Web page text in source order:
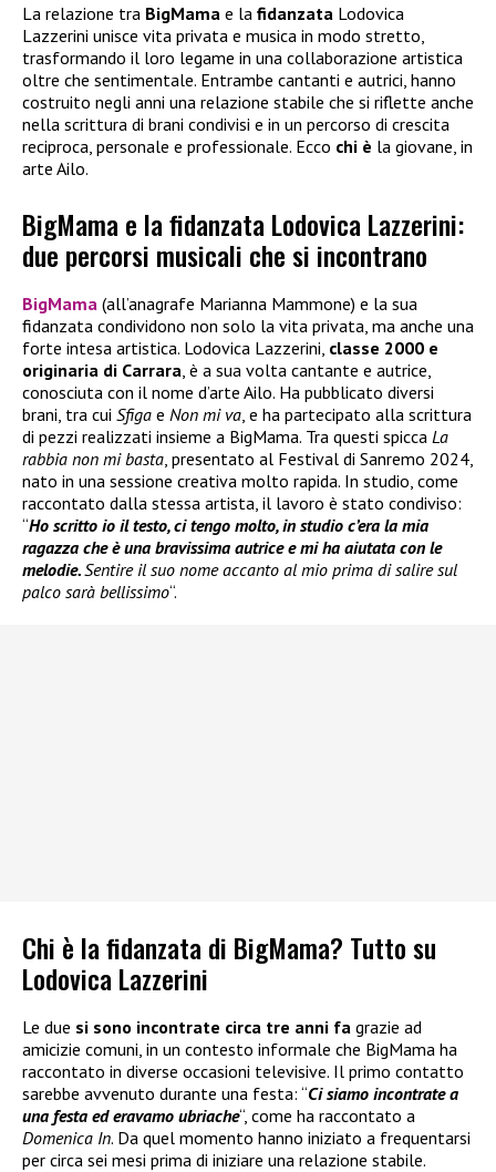
La relazione tra BigMama e la fidanzata Lodovica
Lazzerini unisce vita privata e musica in modo stretto,
trasformando il loro legame in una collaborazione artistica
oltre che sentimentale. Entrambe cantanti e autrici, hanno
costruito negli anni una relazione stabile che si riflette anche
nella scrittura di brani condivisi e in un percorso di crescita
reciproca, personale e professionale. Ecco chi è la giovane, in
arte Ailo.
BigMama e la fidanzata Lodovica Lazzerini:
due percorsi musicali che si incontrano
BigMama (all’anagrafe Marianna Mammone) e la sua
fidanzata condividono non solo la vita privata, ma anche una
forte intesa artistica. Lodovica Lazzerini, classe 2000 e
originaria di Carrara, è a sua volta cantante e autrice,
conosciuta con il nome d’arte Ailo. Ha pubblicato diversi
brani, tra cui Sfiga e Non mi va, e ha partecipato alla scrittura
di pezzi realizzati insieme a BigMama. Tra questi spicca La
rabbia non mi basta, presentato al Festival di Sanremo 2024,
nato in una sessione creativa molto rapida. In studio, come
raccontato dalla stessa artista, il lavoro è stato condiviso:
“Ho scritto io il testo, ci tengo molto, in studio c’era la mia
ragazza che è una bravissima autrice e mi ha aiutata con le
melodie.Sentire il suo nome accanto al mio prima di salire sul
palco sarà bellissimo“.
Chi è la fidanzata di BigMama? Tutto su
Lodovica Lazzerini
Le due si sono incontrate circa tre anni fa grazie ad
amicizie comuni, in un contesto informale che BigMama ha
raccontato in diverse occasioni televisive. Il primo contatto
sarebbe avvenuto durante una festa: “Ci siamo incontrate a
una festa ed eravamo ubriache“, come ha raccontato a
Domenica In. Da quel momento hanno iniziato a frequentarsi
per circa sei mesi prima di iniziare una relazione stabile.